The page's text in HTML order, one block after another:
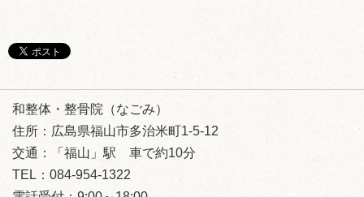
和整体・整骨院（なごみ）
住所：広島県福山市多治米町1-5-12
交通：「福山」駅 車で約10分
TEL：084-954-1322